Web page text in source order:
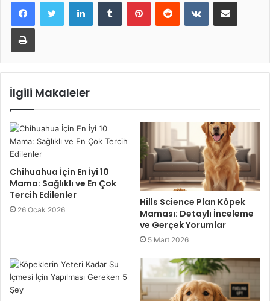
Yazdır
İlgili Makaleler
Chihuahua İçin En İyi 10
Mama: Sağlıklı ve En Çok
Tercih Edilenler
26 Ocak 2026
Hills Science Plan Köpek
Maması: Detaylı İnceleme
ve Gerçek Yorumlar
5 Mart 2026